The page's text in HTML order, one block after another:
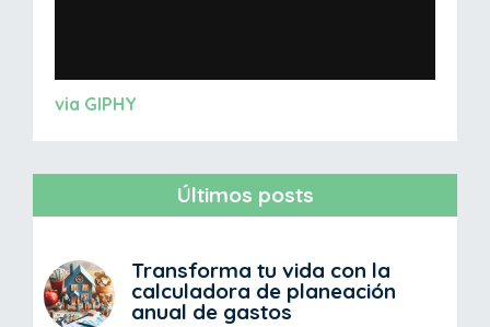
via GIPHY
Últimos posts
Transforma tu vida con la
calculadora de planeación
anual de gastos